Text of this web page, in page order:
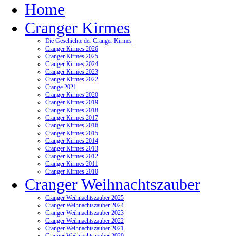
Home
Cranger Kirmes
Die Geschichte der Cranger Kirmes
Cranger Kirmes 2026
Cranger Kirmes 2025
Cranger Kirmes 2024
Cranger Kirmes 2023
Cranger Kirmes 2022
Crange 2021
Cranger Kirmes 2020
Cranger Kirmes 2019
Cranger Kirmes 2018
Cranger Kirmes 2017
Cranger Kirmes 2016
Cranger Kirmes 2015
Cranger Kirmes 2014
Cranger Kirmes 2013
Cranger Kirmes 2012
Cranger Kirmes 2011
Cranger Kirmes 2010
Cranger Weihnachtszauber
Cranger Weihnachtszauber 2025
Cranger Weihnachtszauber 2024
Cranger Weihnachtszauber 2023
Cranger Weihnachtszauber 2022
Cranger Weihnachtszauber 2021